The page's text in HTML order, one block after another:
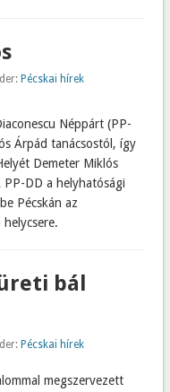
Pécskai hírek
Néppárt (PP-
Árpád tanácsostól, így
Demeter Miklós
DD a helyhatósági
Pécskán az
bál
Pécskai hírek
megszervezett